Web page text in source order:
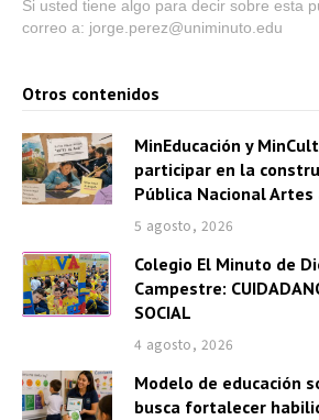
Si usted tiene algo para decir sobre esta
correo a: jorge.perez@uniminuto.edu
Otros contenidos
MinEducación y
participar en la
Pública Nacional Artes
5 agosto, 2026
Colegio El Minuto de
Campestre:
SOCIAL
4 agosto, 2026
Modelo de educación
busca fortalecer